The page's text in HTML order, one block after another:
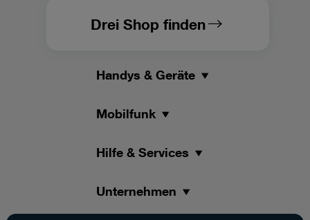
Drei Shop finden
Handys & Geräte
Mobilfunk
Hilfe & Services
Unternehmen